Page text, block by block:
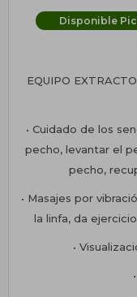
Disponible
EQUIPO
• Cuidado de los
pecho, levantar el
pecho,
• Masajes por
la linfa, da
•